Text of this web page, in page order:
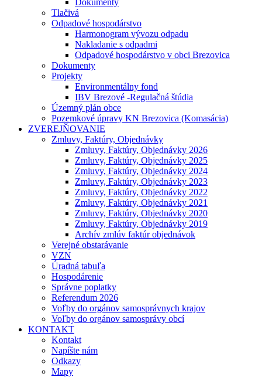
Dokumenty
Tlačivá
Odpadové hospodárstvo
Harmonogram vývozu odpadu
Nakladanie s odpadmi
Odpadové hospodárstvo v obci Brezovica
Dokumenty
Projekty
Environmentálny fond
IBV Brezové -Regulačná štúdia
Územný plán obce
Pozemkové úpravy KN Brezovica (Komasácia)
ZVEREJŇOVANIE
Zmluvy, Faktúry, Objednávky
Zmluvy, Faktúry, Objednávky 2026
Zmluvy, Faktúry, Objednávky 2025
Zmluvy, Faktúry, Objednávky 2024
Zmluvy, Faktúry, Objednávky 2023
Zmluvy, Faktúry, Objednávky 2022
Zmluvy, Faktúry, Objednávky 2021
Zmluvy, Faktúry, Objednávky 2020
Zmluvy, Faktúry, Objednávky 2019
Archív zmlúv faktúr objednávok
Verejné obstarávanie
VZN
Úradná tabuľa
Hospodárenie
Správne poplatky
Referendum 2026
Voľby do orgánov samosprávnych krajov
Voľby do orgánov samosprávy obcí
KONTAKT
Kontakt
Napíšte nám
Odkazy
Mapy